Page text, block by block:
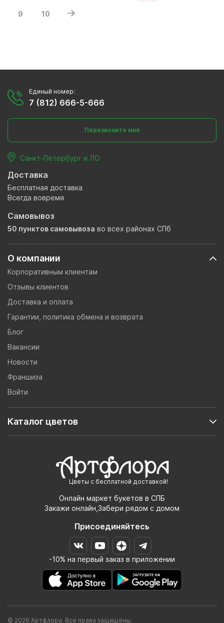
9 10
Цветы с бесплатной доставкой!
Онлайн маркет букетов в СПБ
Закажи онлайн,Забери рядом с домом
Присоединяйтесь
-10% на первый заказ в приложении
О компании
Корпоративным клиентам
Отзывы клиентов
Доставка и оплата
Гарантии, политика обмена и возврата
Блог
Вакансии
Новости
Франшиза
Войти
Каталог цветов
Единый номер:
7 (812) 666-5-666
Перезвоните мне
Санкт-Петербург и ЛО
Доставка
Бесплатная доставка
Всегда вовремя
Самовывоз
50 пунктов самовывоза во всех районах СПб
© 2026 Артфлора. Все права защищены.